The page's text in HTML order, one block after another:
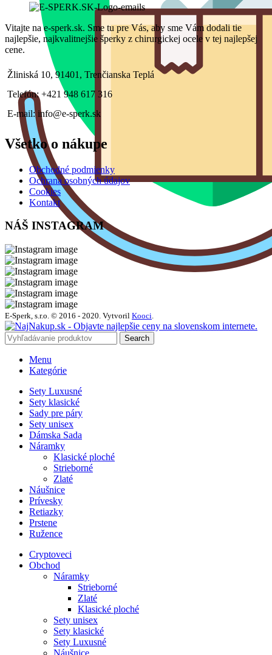
Vitajte na e-sperk.sk. Sme tu pre Vás, aby sme Vám dodali tie
najlepšie, najkvalitnejšie šperky z chirurgickej ocele v tej najlepšej
cene.
Žliniská 10, 91401, Trenčianska Teplá
Telefón: +421 948 617 316
E-mail: info@e-sperk.sk
Všetko o nákupe
Obchodné podmienky
Ochrana osobných údajov
Cookies
Kontakt
NÁŠ INSTAGRAM
E-Sperk, s.r.o. © 2016 - 2020. Vytvoril Kooci.
Search
Menu
Kategórie
Sety Luxusné
Sety klasické
Sady pre páry
Sety unisex
Dámska Sada
Náramky
Klasické ploché
Strieborné
Zlaté
Náušnice
Prívesky
Retiazky
Prstene
Ružence
Cryptoveci
Obchod
Náramky
Strieborné
Zlaté
Klasické ploché
Sety unisex
Sety klasické
Sety Luxusné